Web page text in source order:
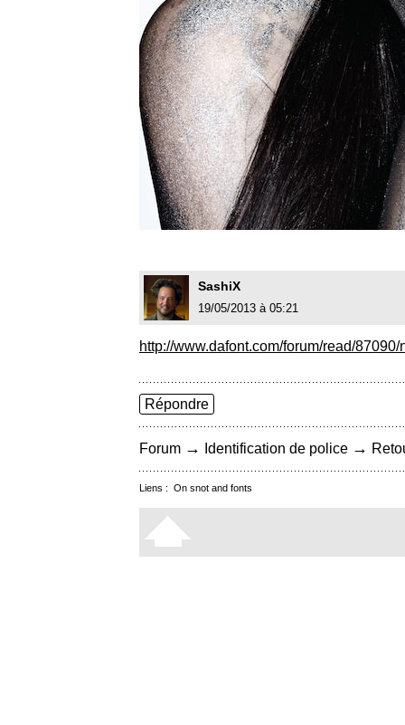
SashiX
19/05/2013 à 05:21
http://www.dafont.com/forum/read/
Répondre
Forum → Identification de police →
Liens : On snot and fonts